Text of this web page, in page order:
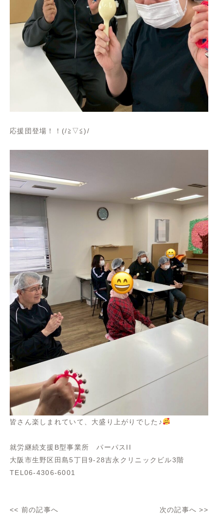
応援団登場！！(/≧▽≦)/
皆さん楽しまれていて、大盛り上がりでした♪
就労継続支援B型事業所 パーパスII
大阪市生野区田島5丁目9-28吉永クリニックビル3階
TEL06-4306-6001
<< 前の記事へ 次の記事へ >>